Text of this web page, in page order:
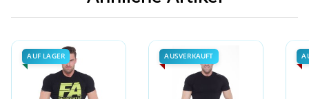
AUF LAGER AUSVERKAUFT